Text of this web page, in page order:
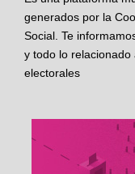
generados por la
Social. Te
y todo lo
electorales